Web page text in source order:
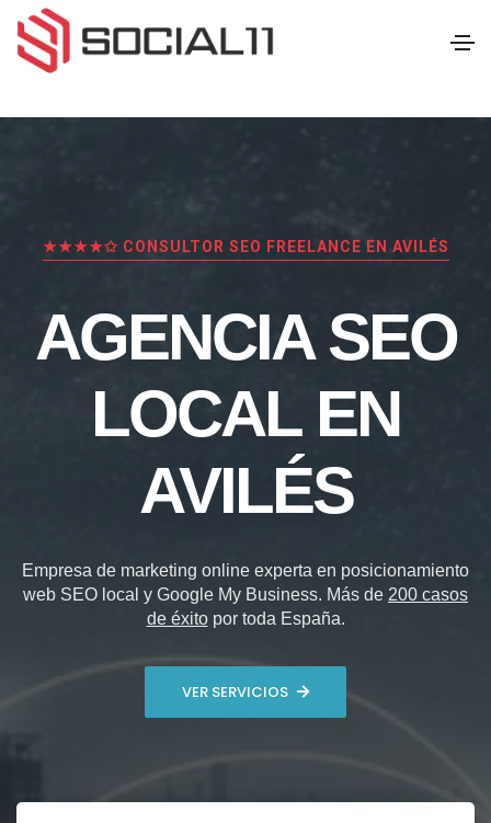
★★★★✩ CONSULTOR SEO FREELANCE EN AVILÉS
AGENCIA SEO
LOCAL EN
AVILÉS
Empresa de marketing online experta en posicionamiento
web SEO local y Google My Business. Más de 200 casos
de éxitopor toda España.
VER SERVICIOS